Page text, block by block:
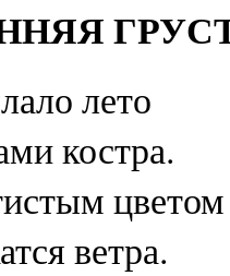
лето
костра.
цветом
ветра.